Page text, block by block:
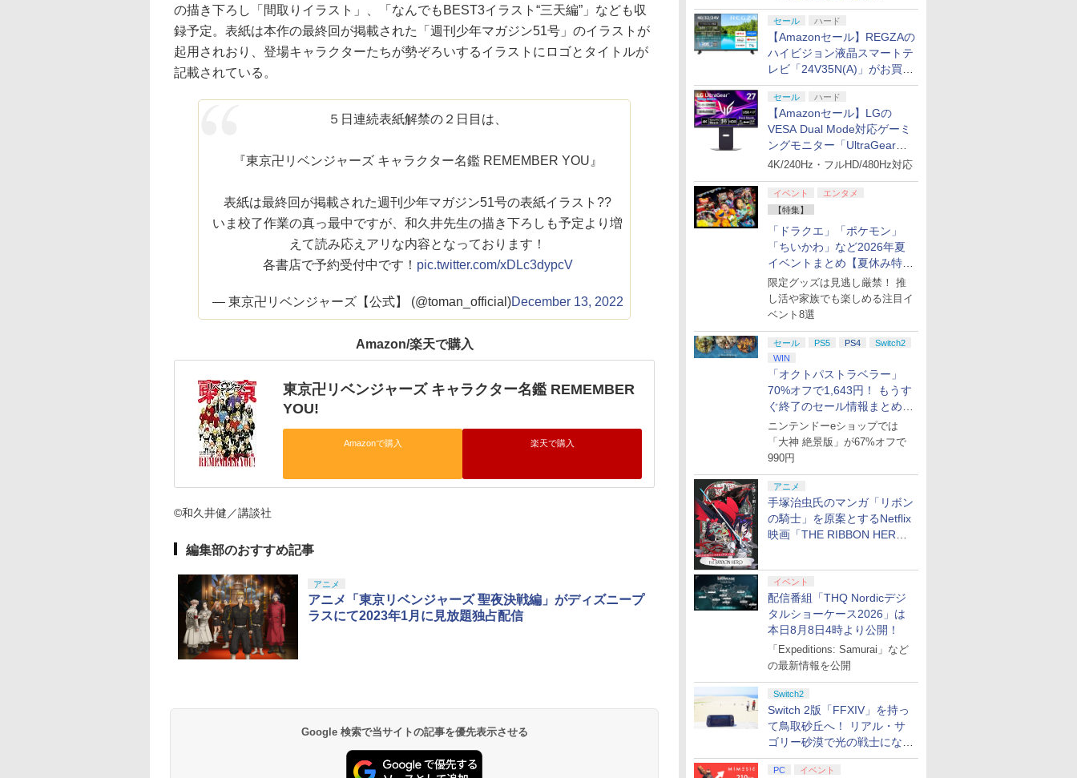
Showcase 2026」まとめ
セール ハード
【Amazonセール】REGZAの
ハイビジョン液晶スマートテ
レビ「24V35N(A)」がお買い
得！
セール ハード
【Amazonセール】LGの
VESA Dual Mode対応ゲーミ
ングモニター「UltraGear
27G850A-B」がお買い得！
4K/240Hz・フルHD/480Hz対応
イベント
エンタメ
【特集】
「ドラクエ」「ポケモン」
「ちいかわ」など2026年夏
イベントまとめ【夏休み特
集】
限定グッズは見逃し厳禁！ 推
し活や家族でも楽しめる注目イ
ベント8選
セール PS5 PS4
Switch2
WIN
「オクトパストラベラー」
70%オフで1,643円！ もうす
ぐ終了のセール情報まとめ
【8月8日更新】
ニンテンドーeショップでは
「大神 絶景版」が67%オフで
990円
アニメ
手塚治虫氏のマンガ「リボン
の騎士」を原案とするNetflix
映画「THE RIBBON HERO
イベント
配信番組「THQ Nordicデジ
タルショーケース2026」は
本日8月8日4時より公開！
「Expeditions: Samurai」など
の最新情報を公開
Switch2
Switch 2版「FFXIV」を持っ
て鳥取砂丘へ！ リアル・サ
ゴリー砂漠で光の戦士になっ
てみた
PC
イベント
の描き下ろし「間取りイラスト」、「なんでもBEST3イラスト“三天編”」なども収
録予定。表紙は本作の最終回が掲載された「週刊少年マガジン51号」のイラストが
起用されおり、登場キャラクターたちが勢ぞろいするイラストにロゴとタイトルが
記載されている。
５日連続表紙解禁の２日目は、
『東京卍リベンジャーズ キャラクター名鑑 REMEMBER YOU』
表紙は最終回が掲載された週刊少年マガジン51号の表紙イラスト??
いま校了作業の真っ最中ですが、和久井先生の描き下ろしも予定より増
えて読み応えアリな内容となっております！
各書店で予約受付中です！ pic.twitter.com/xDLc3dypcV
— 東京卍リベンジャーズ【公式】 (@toman_official)December 13, 2022
Amazon/楽天で購入
東京卍リベンジャーズ キャラクター名鑑 REMEMBER
YOU!
Amazonで購入 楽天で購入
©和久井健／講談社
編集部のおすすめ記事
アニメ
アニメ「東京リベンジャーズ 聖夜決戦編」がディズニープ
ラスにて2023年1月に見放題独占配信
Google 検索で当サイトの記事を優先表示させる